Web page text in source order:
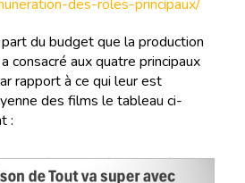
des-roles-principaux/
du budget que la production
consacré aux quatre principaux
rapport à ce qui leur est
des films le tableau ci-
: